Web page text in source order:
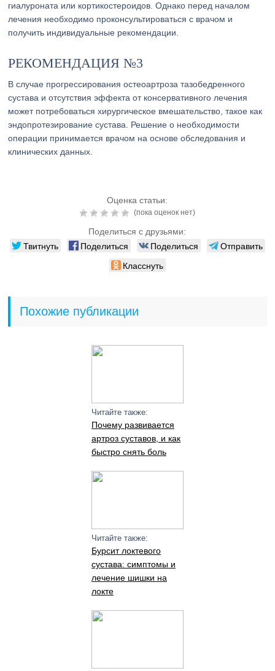
гиалуроната или кортикостероидов. Однако перед началом
лечения необходимо проконсультироваться с врачом и
получить индивидуальные рекомендации.
РЕКОМЕНДАЦИЯ №3
В случае прогрессирования остеоартроза тазобедренного
сустава и отсутствия эффекта от консервативного лечения
может потребоваться хирургическое вмешательство, такое как
эндопротезирование сустава. Решение о необходимости
операции принимается врачом на основе обследования и
клинических данных.
Оценка статьи:
(пока оценок нет)
Поделиться с друзьями:
Твитнуть Поделиться Поделиться
Отправить
Класснуть
Похожие публикации
Читайте также:
Почему развивается
артроз суставов, и как
быстро снять боль
Читайте также:
Бурсит локтевого
сустава: симптомы и
лечение шишки на
локте